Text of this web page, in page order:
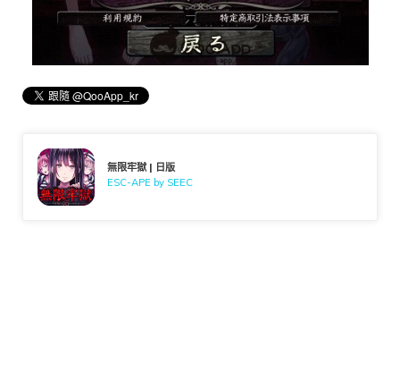
無限牢獄 | 日版
ESC-APE by SEEC